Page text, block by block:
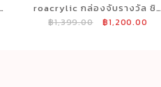
roacrylic กล่องจับรางวัล ชิง
โชค จับคูปอง สีใส ขนาด
฿1,399.00
Original
฿1,200.00